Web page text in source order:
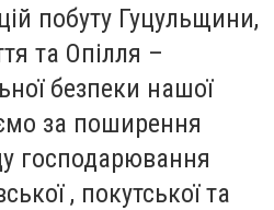
побуту Гуцульщини,
та Опілля –
безпеки нашої
за поширення
господарювання
, покутської та